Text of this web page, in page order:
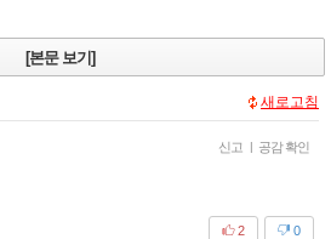
[본문 보기]
새로고침
신고 | 공감 확인
0
2